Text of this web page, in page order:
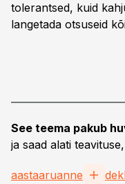
tolerantsed, kuid
langetada otsuseid
See teema pakub
ja saad alati
aastaaruanne